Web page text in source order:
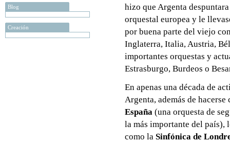
Blog
Creación
hizo que Argenta
orquestal europea y le
por buena parte del viejo
Inglaterra, Italia, Austria,
importantes orquestas y
Estrasburgo, Burdeos o
En apenas una década de
Argenta, además de
España (una orquesta de
la más importante del
como la Sinfónica de